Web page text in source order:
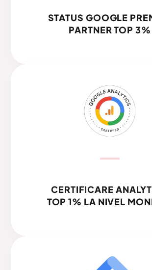
STATUS GOOGLE
PARTNER TOP 3%
CERTIFICARE
TOP 1% LA NIVEL